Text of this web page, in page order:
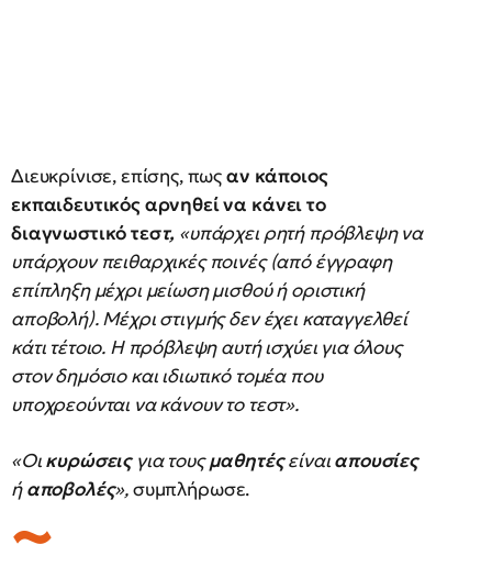
Διευκρίνισε, επίσης, πωςαν κάποιος
εκπαιδευτικός αρνηθεί να κάνει το
διαγνωστικό τεστ, «υπάρχει ρητή πρόβλεψη να
υπάρχουν πειθαρχικές ποινές (από έγγραφη
επίπληξη μέχρι μείωση μισθού ή οριστική
αποβολή). Μέχρι στιγμής δεν έχει καταγγελθεί
κάτι τέτοιο. Η πρόβλεψη αυτή ισχύει για όλους
στον δημόσιο και ιδιωτικό τομέα που
υποχρεούνται να κάνουν το τεστ».
«Οικυρώσεις για τουςμαθητέςείναιαπουσίες
ήαποβολές»,συμπλήρωσε.